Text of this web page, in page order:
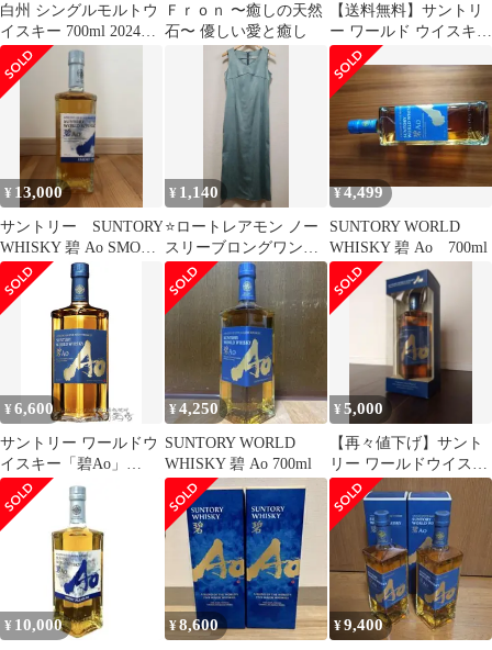
白州 シングルモルトウ
イスキー 700ml 2024年
版
Ｆｒｏｎ 〜癒しの天然
石〜 優しい愛と癒し
【送料無料】サントリ
ー ワールド ウイスキー
碧 Ao 43%
¥ 13,000
サントリー SUNTORY
WHISKY 碧 Ao SMOKY
PLEASURE
¥ 1,140
⭐ロートレアモン ノー
スリーブロングワンピ
ース S～M スエード調
結婚式
¥4,499
SUNTORY WORLD
WHISKY 碧 Ao 700ml
¥6,600
サントリー ワールドウ
イスキー「碧Ao」
700ml / サントリー【
5212 】【 ウィスキー
】
¥4,250
SUNTORY WORLD
WHISKY 碧 Ao 700ml
¥5,000
【再々値下げ】サント
リー ワールドウイスキ
ー AO 碧
¥ 10,000 ¥8,600 ¥9,400